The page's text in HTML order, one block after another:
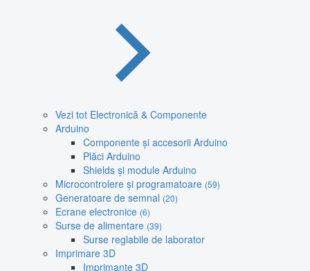
Vezi tot Electronică & Componente
Arduino
Componente și accesorii Arduino
Plăci Arduino
Shields și module Arduino
Microcontrolere și programatoare (59)
Generatoare de semnal (20)
Ecrane electronice (6)
Surse de alimentare (39)
Surse reglabile de laborator
Imprimare 3D
Imprimante 3D